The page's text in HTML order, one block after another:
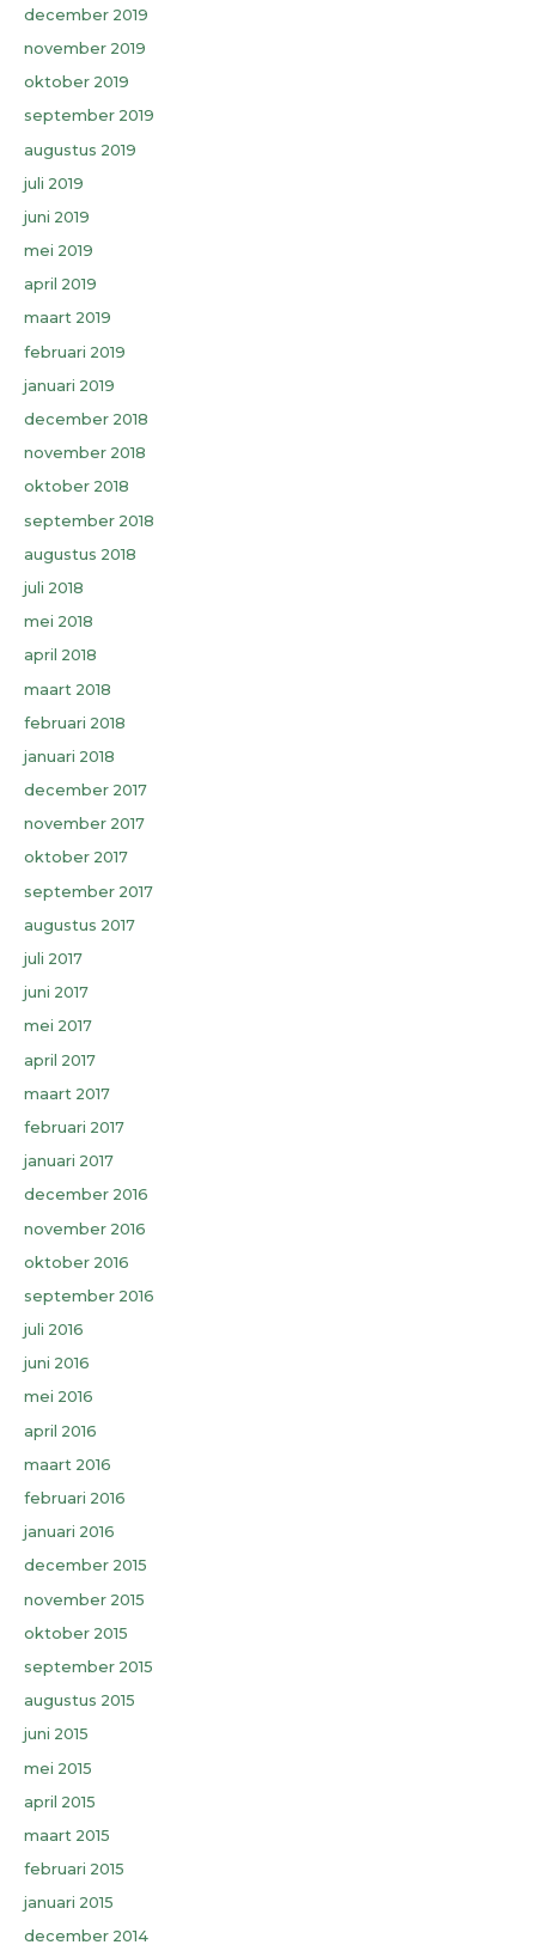
december 2019
november 2019
oktober 2019
september 2019
augustus 2019
juli 2019
juni 2019
mei 2019
april 2019
maart 2019
februari 2019
januari 2019
december 2018
november 2018
oktober 2018
september 2018
augustus 2018
juli 2018
mei 2018
april 2018
maart 2018
februari 2018
januari 2018
december 2017
november 2017
oktober 2017
september 2017
augustus 2017
juli 2017
juni 2017
mei 2017
april 2017
maart 2017
februari 2017
januari 2017
december 2016
november 2016
oktober 2016
september 2016
juli 2016
juni 2016
mei 2016
april 2016
maart 2016
februari 2016
januari 2016
december 2015
november 2015
oktober 2015
september 2015
augustus 2015
juni 2015
mei 2015
april 2015
maart 2015
februari 2015
januari 2015
december 2014